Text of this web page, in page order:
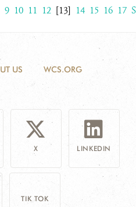
9 10 11 12 [13] 14 15 16 17
US WCS.ORG
X LINKEDIN
TIK TOK